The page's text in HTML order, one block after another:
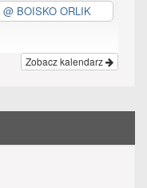
@ BOISKO ORLIK
Zobacz kalendarz